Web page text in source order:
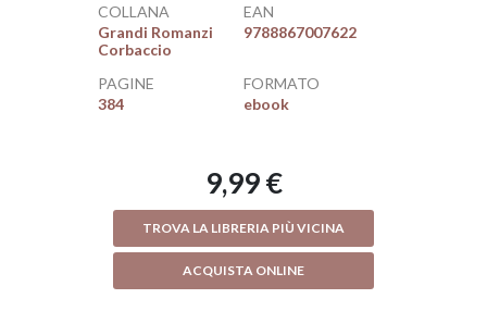
COLLANA
Grandi Romanzi
Corbaccio
EAN
9788867007622
PAGINE
384
FORMATO
ebook
9,99 €
TROVA LA LIBRERIA PIÙ VICINA
ACQUISTA ONLINE